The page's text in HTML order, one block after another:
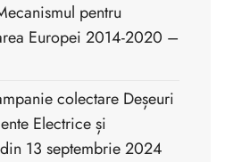
pentru
Europei 2014-2020 –
colectare Deșeuri
Electrice și
13 septembrie 2024